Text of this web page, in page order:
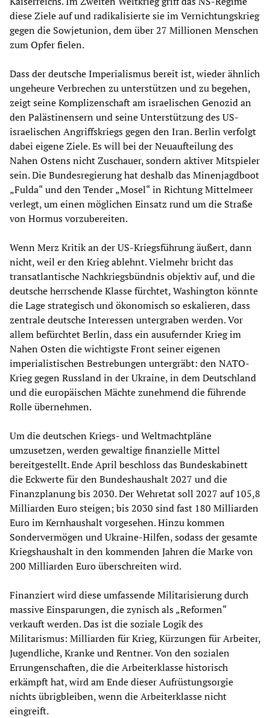
diese Ziele auf und radikalisierte sie im Vernichtungskrieg
gegen die Sowjetunion, dem über 27 Millionen Menschen
zum Opfer fielen.
Dass der deutsche Imperialismus bereit ist, wieder ähnlich
ungeheure Verbrechen zu unterstützen und zu begehen,
zeigt seine Komplizenschaft am israelischen Genozid an
den Palästinensern und seine Unterstützung des US-
israelischen Angriffskriegs gegen den Iran. Berlin verfolgt
dabei eigene Ziele. Es will bei der Neuaufteilung des
Nahen Ostens nicht Zuschauer, sondern aktiver Mitspieler
sein. Die Bundesregierung hat deshalb das Minenjagdboot
„Fulda“ und den Tender „Mosel“ in Richtung Mittelmeer
verlegt, um einen möglichen Einsatz rund um die Straße
von Hormus vorzubereiten.
Wenn Merz Kritik an der US-Kriegsführung äußert, dann
nicht, weil er den Krieg ablehnt. Vielmehr bricht das
transatlantische Nachkriegsbündnis objektiv auf, und die
deutsche herrschende Klasse fürchtet, Washington könnte
die Lage strategisch und ökonomisch so eskalieren, dass
zentrale deutsche Interessen untergraben werden. Vor
allem befürchtet Berlin, dass ein ausufernder Krieg im
Nahen Osten die wichtigste Front seiner eigenen
imperialistischen Bestrebungen untergräbt: den NATO-
Krieg gegen Russland in der Ukraine, in dem Deutschland
und die europäischen Mächte zunehmend die führende
Rolle übernehmen.
Um die deutschen Kriegs- und Weltmachtpläne
umzusetzen, werden gewaltige finanzielle Mittel
bereitgestellt. Ende April beschloss das Bundeskabinett
die Eckwerte für den Bundeshaushalt 2027 und die
Finanzplanung bis 2030. Der Wehretat soll 2027 auf 105,8
Milliarden Euro steigen; bis 2030 sind fast 180 Milliarden
Euro im Kernhaushalt vorgesehen. Hinzu kommen
Sondervermögen und Ukraine-Hilfen, sodass der gesamte
Kriegshaushalt in den kommenden Jahren die Marke von
200 Milliarden Euro überschreiten wird.
Finanziert wird diese umfassende Militarisierung durch
massive Einsparungen, die zynisch als „Reformen“
verkauft werden. Das ist die soziale Logik des
Militarismus: Milliarden für Krieg, Kürzungen für Arbeiter,
Jugendliche, Kranke und Rentner. Von den sozialen
Errungenschaften, die die Arbeiterklasse historisch
erkämpft hat, wird am Ende dieser Aufrüstungsorgie
nichts übrigbleiben, wenn die Arbeiterklasse nicht
eingreift.